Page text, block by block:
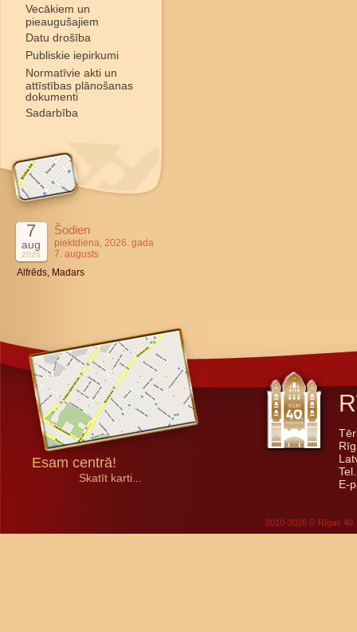
Vecākiem un
pieaugušajiem
Datu drošība
Publiskie iepirkumi
Normatīvie akti un
attīstības plānošanas
dokumenti
Sadarbība
7
aug
2026
Šodien
piektdiena, 2026. gada
7. augusts
Alfrēds, Madars
Esam centrā!
Skatīt karti...
E-
2010-2026 © Rīgas